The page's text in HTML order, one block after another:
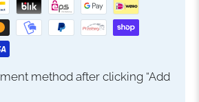
method after clicking “Add